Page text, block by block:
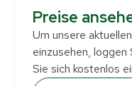
Preise
Um unsere
einzusehen,
Sie sich kostenlos